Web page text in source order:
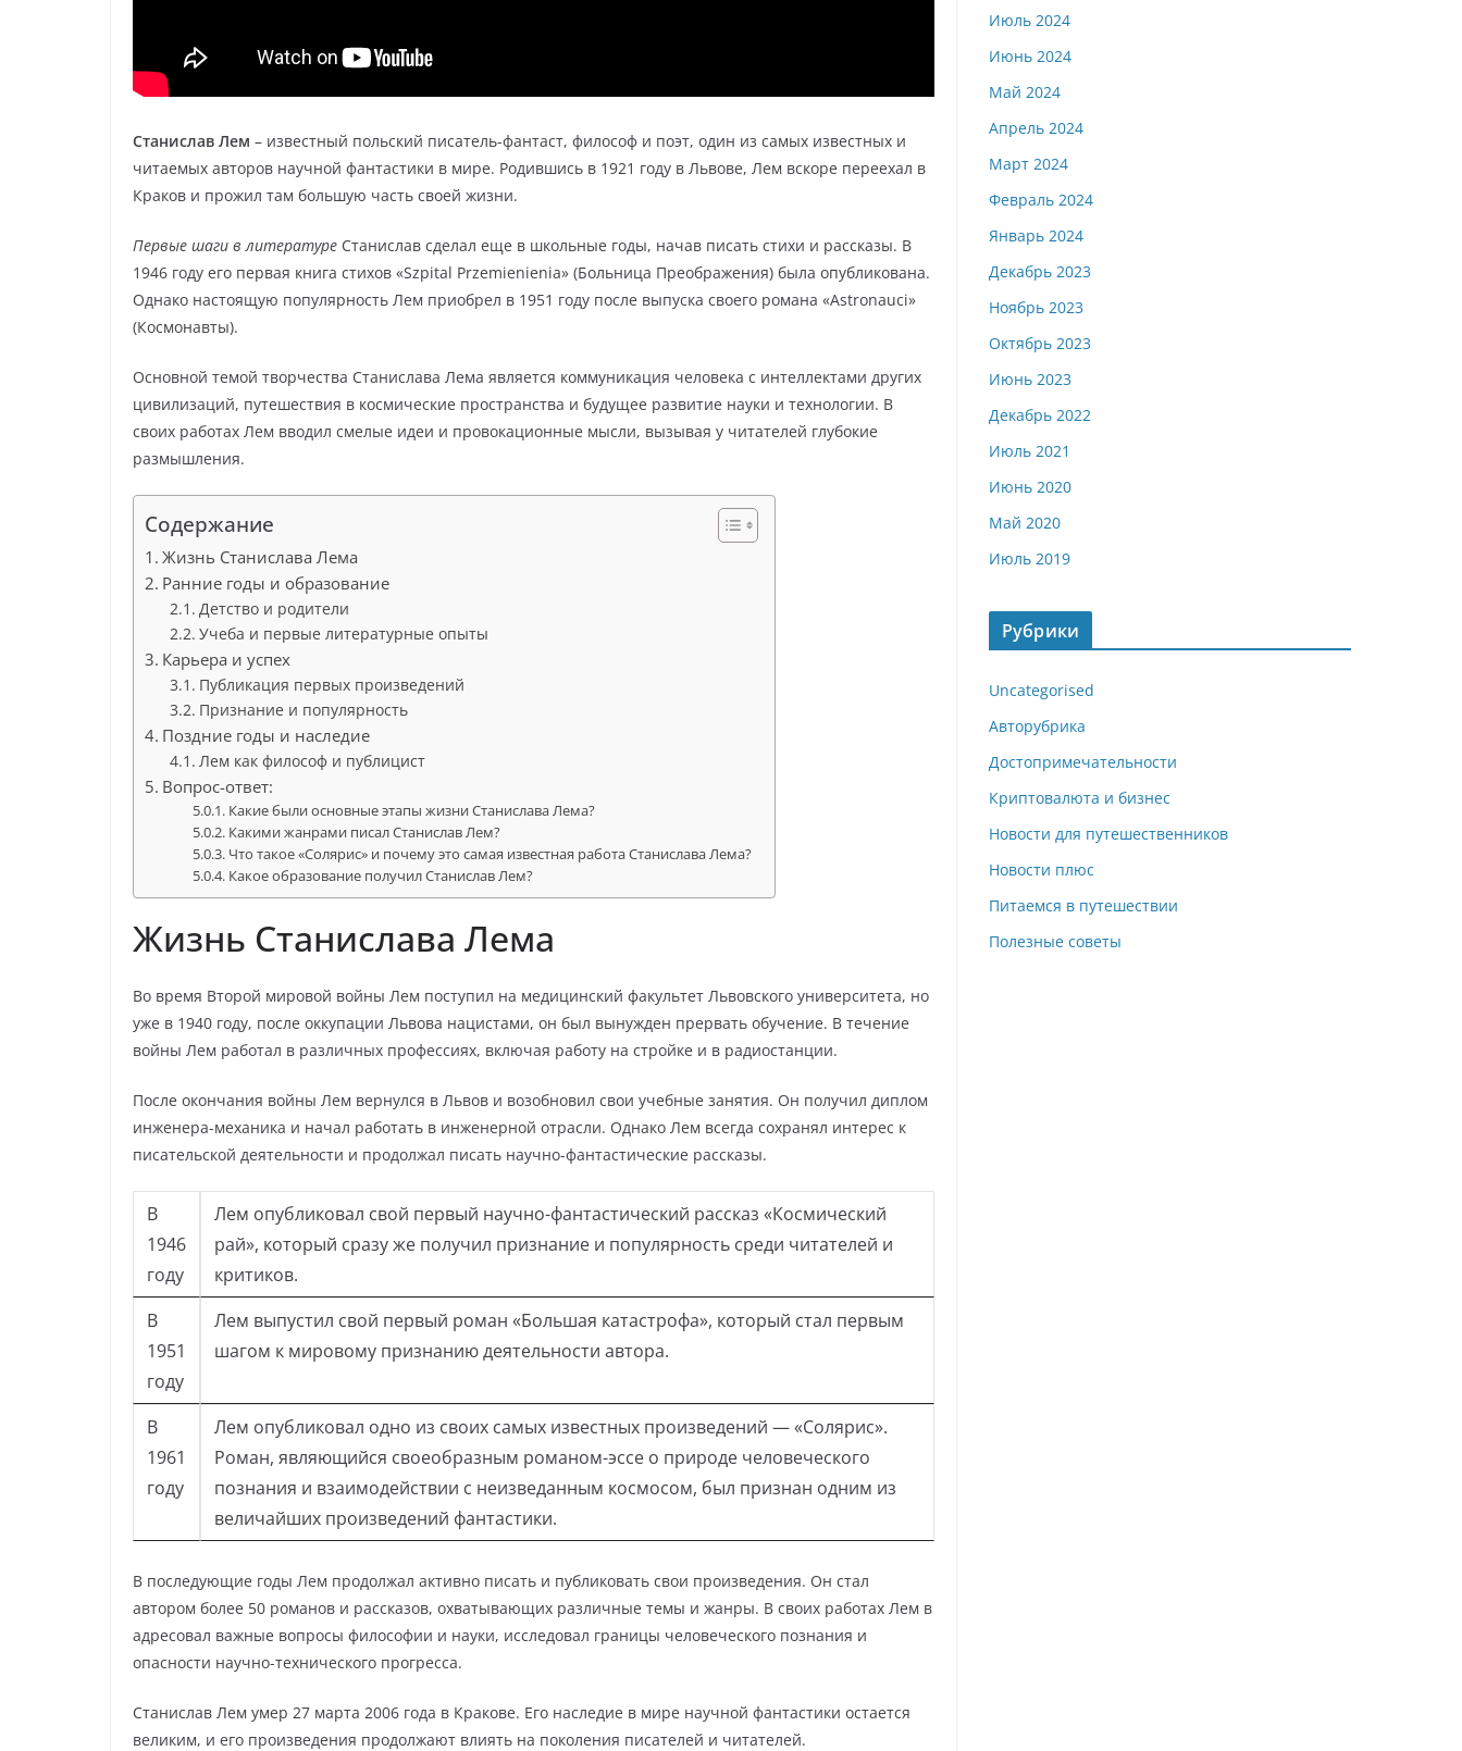
Станислав Лем – известный польский писатель-фантаст, философ и поэт, один из самых известных и
читаемых авторов научной фантастики в мире. Родившись в 1921 году в Львове, Лем вскоре переехал в
Краков и прожил там большую часть своей жизни.
Первые шаги в литературе Станислав сделал еще в школьные годы, начав писать стихи и рассказы. В
1946 году его первая книга стихов «Szpital Przemienienia» (Больница Преображения) была опубликована.
Однако настоящую популярность Лем приобрел в 1951 году после выпуска своего романа «Astronauci»
(Космонавты).
Основной темой творчества Станислава Лема является коммуникация человека с интеллектами других
цивилизаций, путешествия в космические пространства и будущее развитие науки и технологии. В
своих работах Лем вводил смелые идеи и провокационные мысли, вызывая у читателей глубокие
размышления.
Содержание
Жизнь Станислава Лема
Ранние годы и образование
Детство и родители
Учеба и первые литературные опыты
Карьера и успех
Публикация первых произведений
Признание и популярность
Поздние годы и наследие
Лем как философ и публицист
Вопрос-ответ:
Какие были основные этапы жизни Станислава Лема?
Какими жанрами писал Станислав Лем?
Что такое «Солярис» и почему это самая известная работа Станислава Лема?
Какое образование получил Станислав Лем?
Жизнь Станислава Лема
Во время Второй мировой войны Лем поступил на медицинский факультет Львовского университета, но
уже в 1940 году, после оккупации Львова нацистами, он был вынужден прервать обучение. В течение
войны Лем работал в различных профессиях, включая работу на стройке и в радиостанции.
После окончания войны Лем вернулся в Львов и возобновил свои учебные занятия. Он получил диплом
инженера-механика и начал работать в инженерной отрасли. Однако Лем всегда сохранял интерес к
писательской деятельности и продолжал писать научно-фантастические рассказы.
В
1946
году
Лем опубликовал свой первый научно-фантастический рассказ «Космический
рай», который сразу же получил признание и популярность среди читателей и
критиков.
В
1951
году
Лем выпустил свой первый роман «Большая катастрофа», который стал первым
шагом к мировому признанию деятельности автора.
В
1961
году
Лем опубликовал одно из своих самых известных произведений — «Солярис».
Роман, являющийся своеобразным романом-эссе о природе человеческого
познания и взаимодействии с неизведанным космосом, был признан одним из
величайших произведений фантастики.
В последующие годы Лем продолжал активно писать и публиковать свои произведения. Он стал
автором более 50 романов и рассказов, охватывающих различные темы и жанры. В своих работах Лем в
адресовал важные вопросы философии и науки, исследовал границы человеческого познания и
опасности научно-технического прогресса.
Станислав Лем умер 27 марта 2006 года в Кракове. Его наследие в мире научной фантастики остается
великим, и его произведения продолжают влиять на поколения писателей и читателей.
Июль 2024
Июнь 2024
Май 2024
Апрель 2024
Март 2024
Февраль 2024
Январь 2024
Декабрь 2023
Ноябрь 2023
Октябрь 2023
Июнь 2023
Декабрь 2022
Июль 2021
Июнь 2020
Май 2020
Июль 2019
Рубрики
Uncategorised
Авторубрика
Достопримечательности
Криптовалюта и бизнес
Новости для путешественников
Новости плюс
Питаемся в путешествии
Полезные советы